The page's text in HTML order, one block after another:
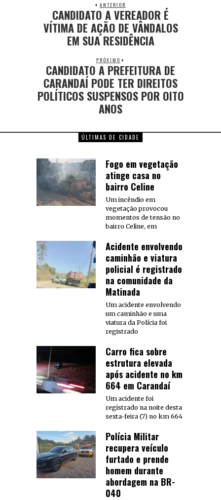
ANTERIOR
CANDIDATO A VEREADOR É
VÍTIMA DE AÇÃO DE VÂNDALOS
EM SUA RESIDÊNCIA
PRÓXIMO
CANDIDATO A PREFEITURA DE
CARANDAÍ PODE TER DIREITOS
POLÍTICOS SUSPENSOS POR OITO
ANOS
ÚLTIMAS DE CIDADE
Fogo em vegetação
atinge casa no
bairro Celine
Um incêndio em
vegetação provocou
momentos de tensão no
bairro Celine, em
Acidente envolvendo
caminhão e viatura
policial é registrado
na comunidade da
Matinada
Um acidente envolvendo
um caminhão e uma
viatura da Polícia foi
registrado
Carro fica sobre
estrutura elevada
após acidente no km
664 em Carandaí
Um acidente foi
registrado na noite desta
sexta-feira (7) no km 664
Polícia Militar
recupera veículo
furtado e prende
homem durante
abordagem na BR-
040